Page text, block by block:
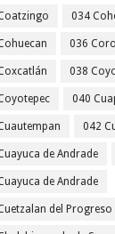
034
036
038
040
042
de Andrade
de Andrade
del Progreso